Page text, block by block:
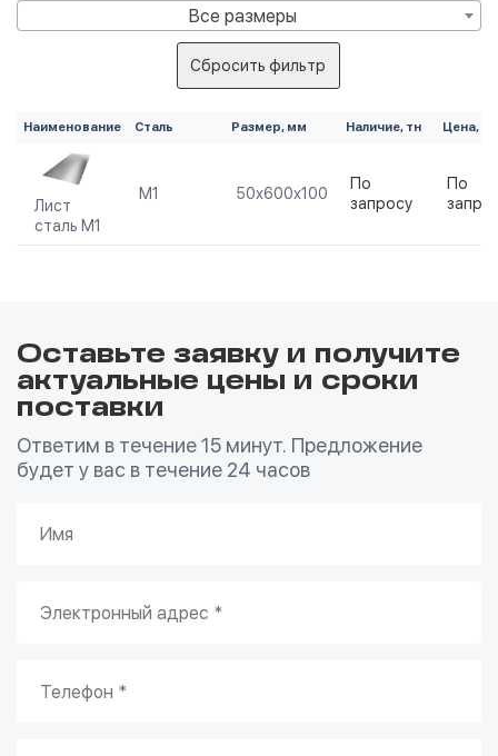
Все размеры
Сбросить фильтр
Наименование Сталь Размер, мм Наличие, тн Цена, ₽
Лист
сталь М1
М1 50х600х100
По
запросу
По
Оставьте заявку и получите
актуальные цены и сроки
поставки
Ответим в течение 15 минут. Предложение
будет у вас в течение 24 часов